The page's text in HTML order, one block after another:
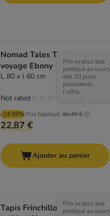
Nomad Tales Tapis de
voyage Ebony
L 80 x l 60 cm
-24.99% Prix habituel30,49 €
Prix le plus bas
pratiqué au cours
des 30 jours
précédents
l'offre.
22,87 €
Not rated
Ajouter au panier
Tapis Frinchillo, grisPrix le plus bas
pratiqué au cours